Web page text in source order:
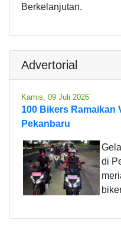
Berkelanjutan.
Advertorial
Kamis, 09 Juli 2026
100 Bikers Ramaikan
Pekanbaru
di